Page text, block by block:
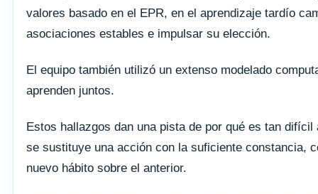
valores basado en el EPR, en el aprendizaje tardío
asociaciones estables e impulsar su elección.
El equipo también utilizó un extenso modelado
aprenden juntos.
Estos hallazgos dan una pista de por qué es tan
se sustituye una acción con la suficiente constancia,
nuevo hábito sobre el anterior.